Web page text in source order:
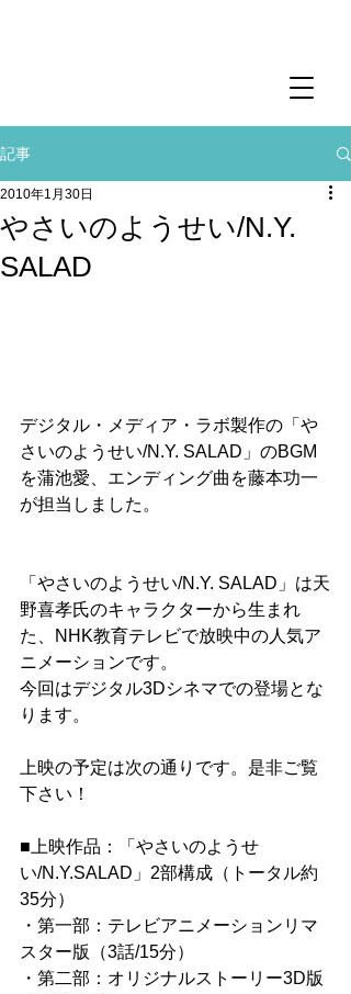
記事
やさいのようせい/N.Y.
SALAD
2010年1月30日
デジタル・メディア・ラボ製作の「や
さいのようせい/N.Y. SALAD」のBGM
を蒲池愛、エンディング曲を藤本功一
が担当しました。
「やさいのようせい/N.Y. SALAD」は天
野喜孝氏のキャラクターから生まれ
た、NHK教育テレビで放映中の人気ア
ニメーションです。
今回はデジタル3Dシネマでの登場とな
ります。
上映の予定は次の通りです。是非ご覧
下さい！
■上映作品：「やさいのようせ
い/N.Y.SALAD」2部構成（トータル約
35分）
・第一部：テレビアニメーションリマ
スター版（3話/15分）
・第二部：オリジナルストーリー3D版